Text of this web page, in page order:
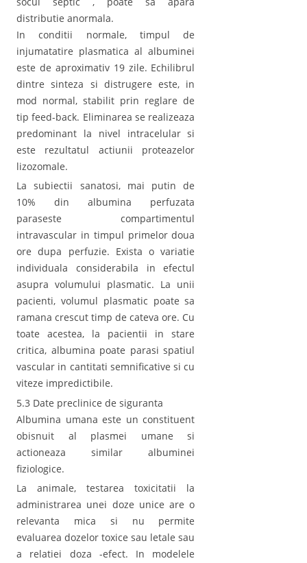
distributie anormala.
In conditii normale, timpul de
injumatatire plasmatica al albuminei
este de aproximativ 19 zile. Echilibrul
dintre sinteza si distrugere este, in
mod normal, stabilit prin reglare de
tip feed-back. Eliminarea se realizeaza
predominant la nivel intracelular si
este rezultatul actiunii proteazelor
lizozomale.
La subiectii sanatosi, mai putin de
10% din albumina perfuzata
paraseste compartimentul
intravascular in timpul primelor doua
ore dupa perfuzie. Exista o variatie
individuala considerabila in efectul
asupra volumului plasmatic. La unii
pacienti, volumul plasmatic poate sa
ramana crescut timp de cateva ore. Cu
toate acestea, la pacientii in stare
critica, albumina poate parasi spatiul
vascular in cantitati semnificative si cu
viteze impredictibile.
5.3 Date preclinice de siguranta
Albumina umana este un constituent
obisnuit al plasmei umane si
actioneaza similar albuminei
fiziologice.
La animale, testarea toxicitatii la
administrarea unei doze unice are o
relevanta mica si nu permite
evaluarea dozelor toxice sau letale sau
a relatiei doza -efect. In modelele